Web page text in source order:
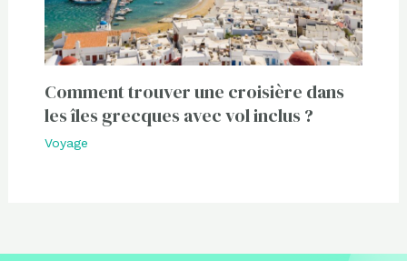
Comment trouver une croisière dans
les îles grecques avec vol inclus ?
Voyage